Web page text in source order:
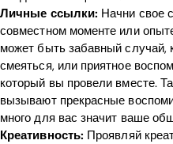
Личные ссылки: Начни свое
совместном моменте или
может быть забавный случай,
смеяться, или приятное
который вы провели вместе.
вызывают прекрасные
много для вас значит ваше
Креативность: Проявляй